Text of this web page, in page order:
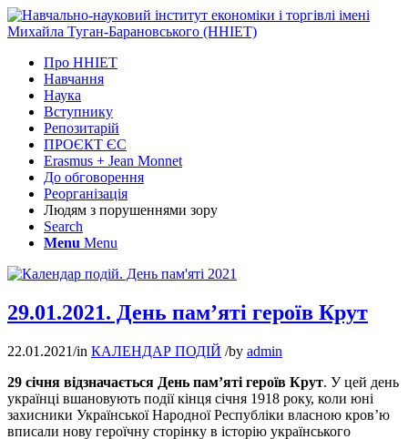
Про ННІЕТ
Навчання
Наука
Вступнику
Репозитарій
ПРОЄКТ ЄС
Erasmus + Jean Monnet
До обговорення
Реорганізація
Людям з порушеннями зору
Search
Menu Menu
29.01.2021. День пам’яті героїв Крут
22.01.2021/in КАЛЕНДАР ПОДІЙ /by admin
29 січня відзначається День пам’яті героїв Крут. У цей день
українці вшановують події кінця січня 1918 року, коли юні
захисники Української Народної Республіки власною кров’ю
вписали нову героїчну сторінку в історію українського